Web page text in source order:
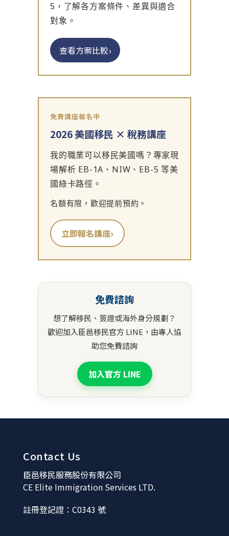
5，了解各方案條件、差異與適合
對象。
查看方案比較›
免費講座報名中
2026 美國移民 × 稅務講座
我的職業可以移民美國嗎？專家現
場解析 EB-1A、NIW、EB-5 等美
國綠卡路徑。
名額有限，歡迎提前預約。
立即報名講座›
免費諮詢
想了解移民、簽證或海外身分規劃？
歡迎加入臣邑移民官方 LINE，由專人協
助您免費諮詢
加入官方 LINE
Contact Us
臣邑移民服務股份有限公司
CE Elite Immigration Services LTD.
註冊登記證：C0343 號